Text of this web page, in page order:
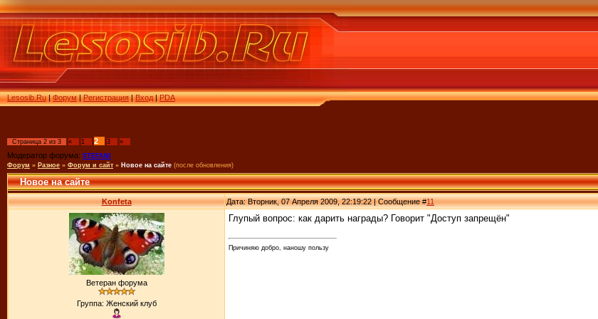
Lesosib.Ru|Форум|Регистрация|Вход|PDA
Страница 2 из 3 « 1 2 3 »
Модератор форума: STEFANI
Форум » Разное » Форум и сайт » Новое на сайте (после обновления)
Новое на сайте
Konfeta Дата: Вторник, 07 Апреля 2009, 22:19:22 | Сообщение #11
Ветеран форума
Группа: Женский клуб
Глупый вопрос: как дарить награды? Говорит "Доступ запрещён"
Причиняю добро, наношу пользу